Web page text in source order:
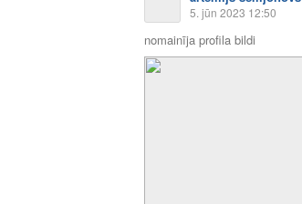
5. jūn 2023 12:50
nomainīja profila bildi